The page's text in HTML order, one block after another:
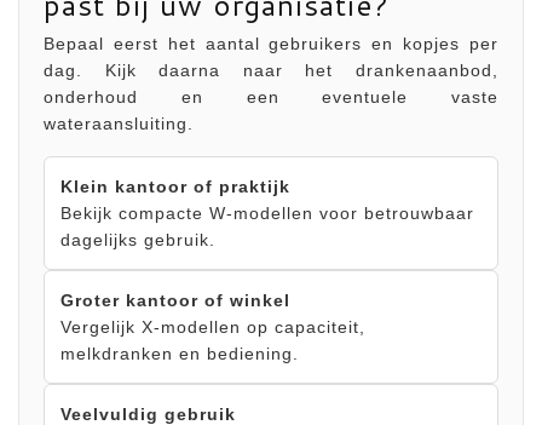
Bepaal eerst het aantal gebruikers en kopjes per
dag. Kijk daarna naar het drankenaanbod,
onderhoud en een eventuele vaste
wateraansluiting.
Klein kantoor of praktijk
Bekijk compacte W-modellen voor betrouwbaar
dagelijks gebruik.
Groter kantoor of winkel
Vergelijk X-modellen op capaciteit,
melkdranken en bediening.
Veelvuldig gebruik